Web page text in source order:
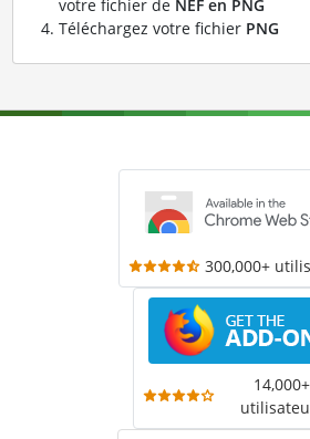
votre fichier de NEF en PNG
Téléchargez votre fichier PNG
300,000+
14,000+